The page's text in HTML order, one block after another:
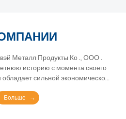
историю с момента своего
обладает сильной экономической
Во второй половине
Больше